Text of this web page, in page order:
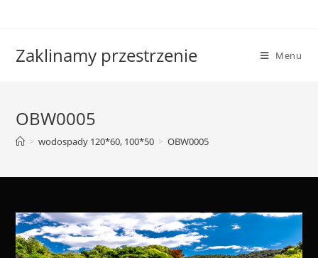
Zaklinamy przestrzenie Menu
OBW0005
> wodospady 120*60, 100*50 > OBW0005